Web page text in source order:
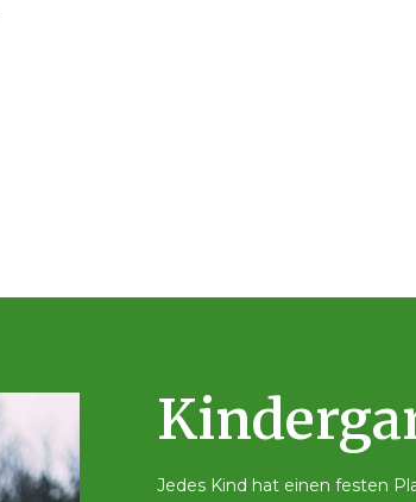
Jedes Kind hat einen festen